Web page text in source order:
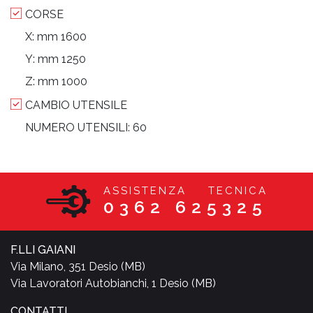
CORSE
X: mm 1600
Y: mm 1250
Z: mm 1000
CAMBIO UTENSILE
NUMERO UTENSILI: 60
ASSISTENZA TECNICA
0362 625325
F.LLI GAIANI
Via Milano, 351 Desio (MB)
Via Lavoratori Autobianchi, 1 Desio (MB)